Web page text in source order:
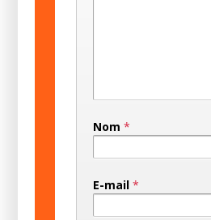
Nom *
E-mail *